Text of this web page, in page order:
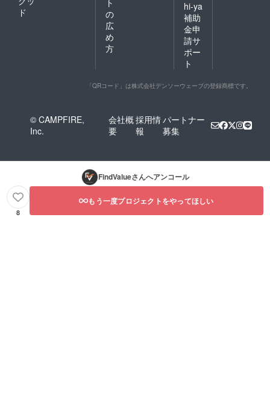
ド
の
広
め
方
hi-ya
補助
金申
請サ
ポー
ト
「QRコード」は株式会社デンソーウェーブの登録商標です。
© CAMPFIRE,
Inc.
会社概
要
採用情
報
パートナー
募集
FindValueさんへアンコール
8
もう一度プロジェクトをやってほしい